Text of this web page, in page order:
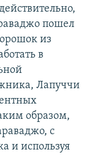
пошел
из
в
Лапуччи
образом,
с
и используя